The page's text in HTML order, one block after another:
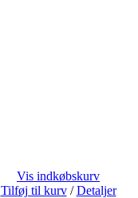
Vis indkøbskurv
Tilføj til kurv / Detaljer